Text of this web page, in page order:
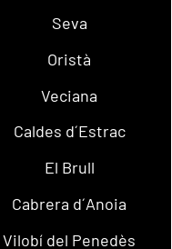
Seva
Oristà
Veciana
Caldes d´Estrac
El Brull
Cabrera d´Anoia
Vilobí del Penedès